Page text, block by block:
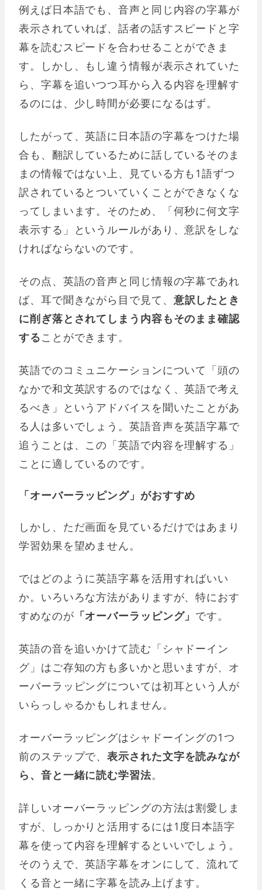
例えば日本語でも、音声と同じ内容の字幕が
表示されていれば、話者の話すスピードと字
幕を読むスピードを合わせることができま
す。しかし、もし違う情報が表示されていた
ら、字幕を追いつつ耳から入る内容を理解す
るのには、少し時間が必要になるはず。
したがって、英語に日本語の字幕をつけた場
合も、翻訳しているために話しているそのま
まの情報ではない上、見ている方も1語ずつ
訳されているとついていくことができなくな
ってしまいます。そのため、「何秒に何文字
表示する」というルールがあり、意訳をしな
ければならないのです。
その点、英語の音声と同じ情報の字幕であれ
ば、耳で聞きながら目で見て、 意訳したとき
に削ぎ落とされてしまう内容もそのまま確認
することができます。
英語でのコミュニケーションについて「頭の
なかで和文英訳するのではなく、英語で考え
るべき」というアドバイスを聞いたことがあ
る人は多いでしょう。英語音声を英語字幕で
追うことは、この「英語で内容を理解する」
ことに適しているのです。
「オーバーラッピング」がおすすめ
しかし、ただ画面を見ているだけではあまり
学習効果を望めません。
ではどのように英語字幕を活用すればいい
か。いろいろな方法がありますが、特におす
すめなのが 「オーバーラッピング」 です。
英語の音を追いかけて読む「シャドーイン
グ」はご存知の方も多いかと思いますが、オ
ーバーラッピングについては初耳という人が
いらっしゃるかもしれません。
オーバーラッピングはシャドーイングの1つ
前のステップで、表示された文字を読みなが
ら、音と一緒に読む学習法。
詳しいオーバーラッピングの方法は割愛しま
すが、しっかりと活用するには1度日本語字
幕を使って内容を理解するといいでしょう。
そのうえで、英語字幕をオンにして、流れて
くる音と一緒に字幕を読み上げます。